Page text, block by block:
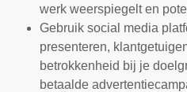
werk weerspiegelt en
Gebruik social media
presenteren,
betrokkenheid bij je
betaalde